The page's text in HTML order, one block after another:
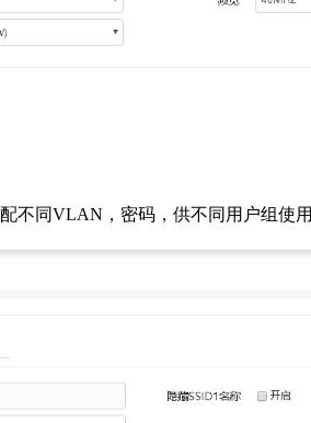
不同VLAN，密码，供不同用户组使用